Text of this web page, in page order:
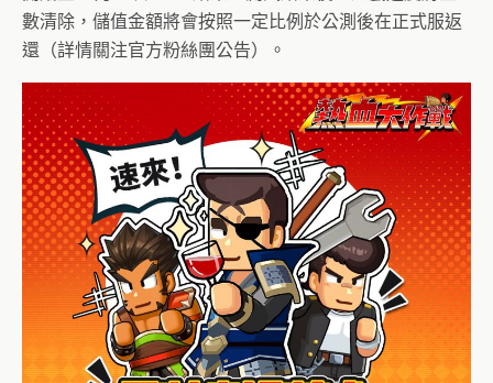
數清除，儲值金額將會按照一定比例於公測後在正式服返
還（詳情關注官方粉絲團公告）。